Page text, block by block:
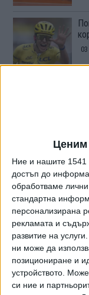
Ценим
Ние и нашите 1541
достъп до
обработваме
стандартна
персонализирана
рекламата и
развитие на услуги.
ни може да
позициониране и
устройството.
си ние и